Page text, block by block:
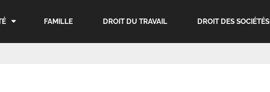
FAMILLE DROIT DU TRAVAIL DROIT DES SOCIÉTÉS